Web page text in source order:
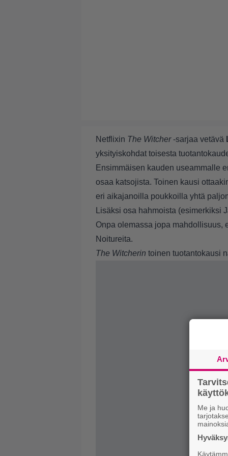
Netflixin The Witcher-sarjaa vetävä
yksityiskohdat toisesta
Ensimmäisen kauden useammalle
osaa katsojista. Toinen kausi
eri aikajanoilla poukkoilla yhtä
Lisäksi osa hahmoista (esimerkiksi
Onpa olemassa jopa mahdollisuus,
Noitureita.
The Witcherin toinen tuotantokausi
Me ja